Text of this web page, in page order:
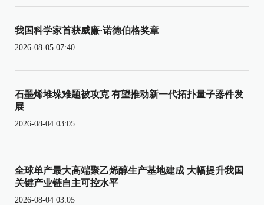
我国科学家首获威廉·诺德伯格奖章
2026-08-05 07:40
石墨烯堆垛难题被攻克 有望推动新一代拓扑量子器件发
展
2026-08-04 03:05
全球单产最大高端聚乙烯醇生产基地建成 大幅提升我国
关键产业链自主可控水平
2026-08-04 03:05